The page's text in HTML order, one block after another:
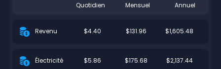
Quotidien Mensuel Annuel
Revenu $4.40 $131.96 $1,605.48
Électricité $5.86 $175.68 $2,137.44